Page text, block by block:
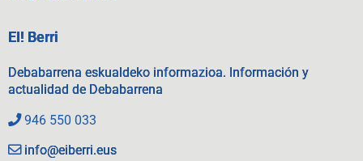
EI! Berri
Debabarrena eskualdeko informazioa. Información y
actualidad de Debabarrena
946 550 033
info@eiberri.eus